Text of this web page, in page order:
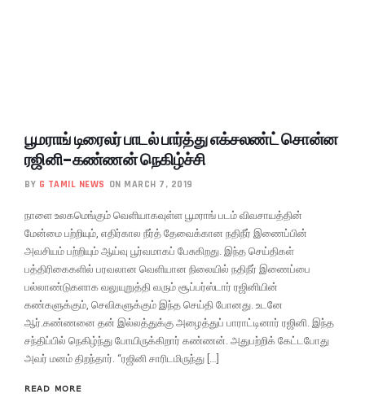
பூமராங் டிரைலர் பாடல் பார்த்து எக்சலண்ட் சொன்ன
ரஜினி-கண்ணன் நெகிழ்ச்சி
BY G TAMIL NEWS ON MARCH 7, 2019
நாளை உலகமெங்கும் வெளியாகவுள்ள பூமராங் படம் விவசாயத்தின்
மேன்மை பற்றியும், எதிர்கால நீர்த் தேவைக்கான நதிநீர் இணைப்பின்
அவசியம் பற்றியும் ஆய்வு பூர்வமாகப் பேசுகிறது. இந்த செய்திகள்
பத்திரிகைகளில் பரவலான வெளியான நிலையில் நதிநீர் இணைப்பை
பல்லாண்டுகளாக வலுயுறுத்தி வரும் சூப்பர்ஸ்டார் ரஜினியின்
கண்களுக்கும், செவிகளுக்கும் இந்த செய்தி போனது. உடனே
ஆர்.கண்ணனை தன் இல்லத்துக்கு அழைத்துப் பாராட்டினார் ரஜினி. இந்த
சந்திப்பில் நெகிழ்ந்து போயிருக்கிறார் கண்ணன். அதுபற்றிக் கேட்டபோது
அவர் மனம் திறந்தார். “ரஜினி சாரிடமிருந்து […]
READ MORE